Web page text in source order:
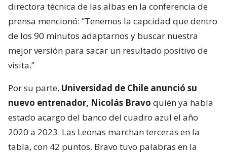
directora técnica de las albas en la conferencia de
prensa mencionó: “Tenemos la capcidad que dentro
de los 90 minutos adaptarnos y buscar nuestra
mejor versión para sacar un resultado positivo de
visita.”
Por su parte, Universidad de Chile anunció su
nuevo entrenador, Nicolás Bravo quién ya había
estado acargo del banco del cuadro azul el año
2020 a 2023. Las Leonas marchan terceras en la
tabla, con 42 puntos. Bravo tuvo palabras en la